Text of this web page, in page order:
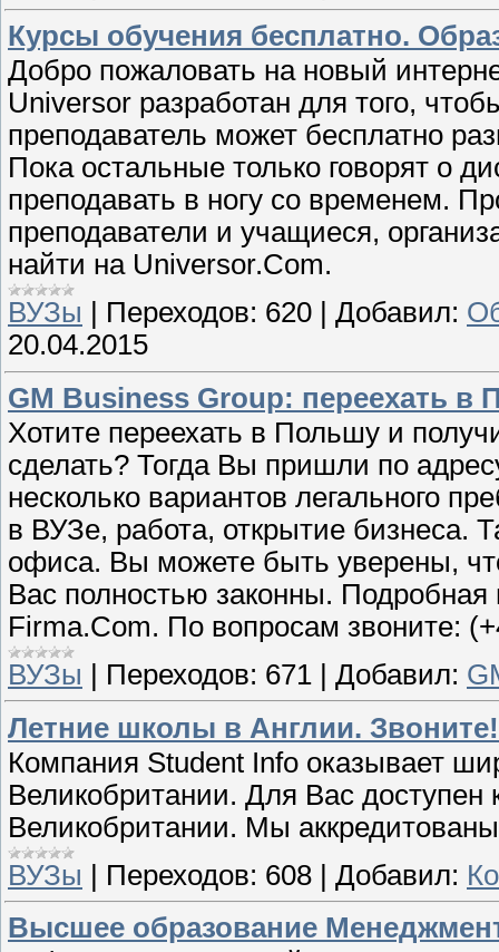
Курсы обучения бесплатно.
Добро пожаловать на новый
Universor разработан для того,
преподаватель может бесплатно
Пока остальные только говорят о
преподавать в ногу со временем.
преподаватели и учащиеся,
найти на Universor.Com.
ВУЗы
Переходов: 620 Добавил:
20.04.2015
GM Business Group: переехать в
Хотите переехать в Польшу и
сделать? Тогда Вы пришли по
несколько вариантов легального
в ВУЗе, работа, открытие бизнеса.
офиса. Вы можете быть уверены,
Вас полностью законны.
Firma.Com. По вопросам звоните:
ВУЗы
Переходов: 671 Добавил:
Летние школы в Англии. Звоните!
Компания Student Infо оказывает
Великобритании. Для Вас доступен
Великобритании. Мы
ВУЗы | Переходов: 608 | Добавил:
Высшее образование